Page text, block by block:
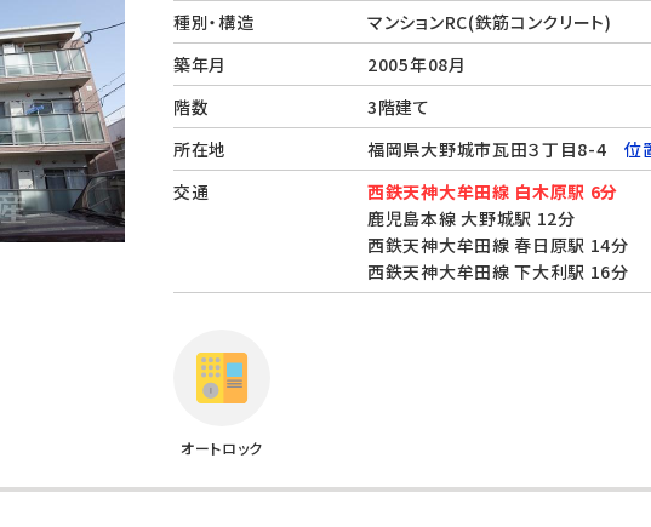
種別・構造
マンションRC(鉄筋コンクリート)
築年月
2005年08月
階数
3階建て
所在地
福岡県大野城市瓦田３丁目8-4位
交通
西鉄天神大牟田線 白木原駅 6分
鹿児島本線 大野城駅 12分
西鉄天神大牟田線 春日原駅 14分
西鉄天神大牟田線 下大利駅 16分
オートロック